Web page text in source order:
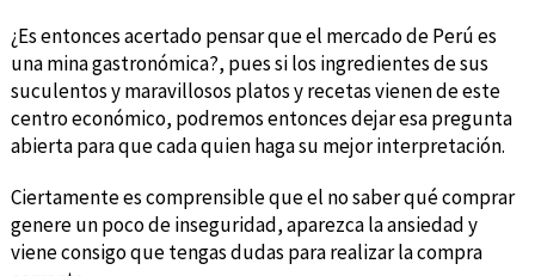
¿Es entonces acertado pensar que el mercado de Perú es
una mina gastronómica?, pues si los ingredientes de sus
suculentos y maravillosos platos y recetas vienen de este
centro económico, podremos entonces dejar esa pregunta
abierta para que cada quien haga su mejor interpretación.
Ciertamente es comprensible que el no saber qué comprar
genere un poco de inseguridad, aparezca la ansiedad y
viene consigo que tengas dudas para realizar la compra